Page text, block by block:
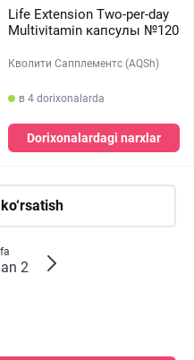
Life Extension Two-per-day
Multivitamin капсулы №120
Кволити Сапплементс (AQSh)
в 4 dorixonalarda
Dorixonalardagi narxlar
2